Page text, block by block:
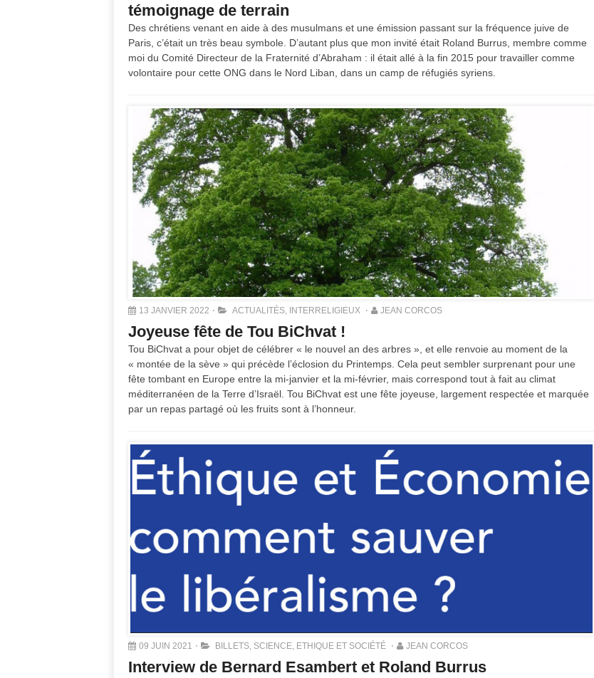
témoignage de terrain
Des chrétiens venant en aide à des musulmans et une émission passant sur la fréquence juive de
Paris, c’était un très beau symbole. D’autant plus que mon invité était Roland Burrus, membre comme
moi du Comité Directeur de la Fraternité d’Abraham : il était allé à la fin 2015 pour travailler comme
volontaire pour cette ONG dans le Nord Liban, dans un camp de réfugiés syriens.
13 JANVIER 2022 ACTUALITÉS INTERRELIGIEUX JEAN CORCOS
Joyeuse fête de Tou BiChvat !
Tou BiChvat a pour objet de célébrer « le nouvel an des arbres », et elle renvoie au moment de la
« montée de la sève » qui précède l’éclosion du Printemps. Cela peut sembler surprenant pour une
fête tombant en Europe entre la mi-janvier et la mi-février, mais correspond tout à fait au climat
méditerranéen de la Terre d’Israël. Tou BiChvat est une fête joyeuse, largement respectée et marquée
par un repas partagé où les fruits sont à l’honneur.
09 JUIN 2021 BILLETS, SCIENCE, ETHIQUE ET SOCIÉTÉ JEAN CORCOS
Interview de Bernard Esambert et Roland Burrus